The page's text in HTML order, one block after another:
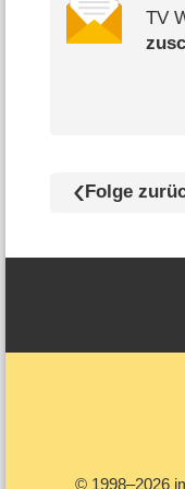
TV
Folge
© 1998–2026